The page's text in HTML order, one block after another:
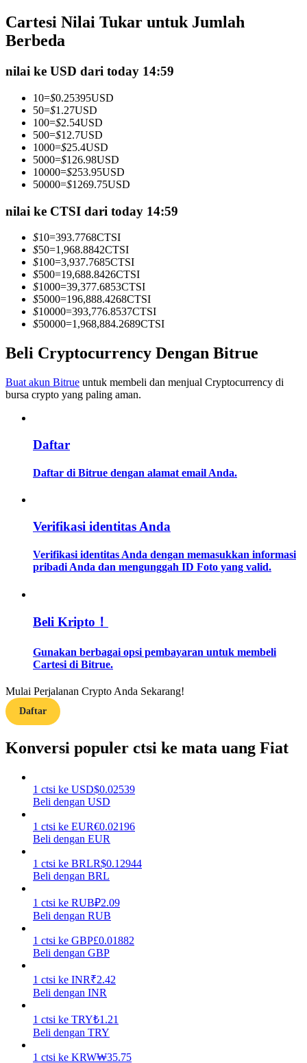
Menjadi Pedagang Salinan
Nikmati pembagian keuntungan dan komisi copy trading
Informasi
Memandu
Pelajari cara untuk tetap menghasilkan keuntungan
Menghasilkan
Babi Kekuatan
Dapatkan imbalan kompetitif setiap hari
Cartesi Nilai Tukar untuk Jumlah
Berbeda
nilai ke USD dari today 14:59
10=$0.25395USD
50=$1.27USD
100=$2.54USD
500=$12.7USD
1000=$25.4USD
5000=$126.98USD
10000=$253.95USD
50000=$1269.75USD
nilai ke CTSI dari today 14:59
$10=393.7768CTSI
$50=1,968.8842CTSI
$100=3,937.7685CTSI
$500=19,688.8426CTSI
$1000=39,377.6853CTSI
$5000=196,888.4268CTSI
$10000=393,776.8537CTSI
$50000=1,968,884.2689CTSI
Beli Cryptocurrency Dengan Bitrue
Buat akun Bitrue untuk membeli dan menjual Cryptocurrency di
bursa crypto yang paling aman.
Daftar
Daftar di Bitrue dengan alamat email Anda.
Verifikasi identitas Anda
Verifikasi identitas Anda dengan memasukkan informasi
pribadi Anda dan mengunggah ID Foto yang valid.
Beli Kripto！
Gunakan berbagai opsi pembayaran untuk membeli
Cartesi di Bitrue.
Mulai Perjalanan Crypto Anda Sekarang!
Daftar
Konversi populer ctsi ke mata uang Fiat
1 ctsi ke USD$0.02539
Beli dengan USD
1 ctsi ke EUR€0.02196
Beli dengan EUR
1 ctsi ke BRLR$0.12944
Beli dengan BRL
1 ctsi ke RUB₽2.09
Beli dengan RUB
1 ctsi ke GBP£0.01882
Beli dengan GBP
1 ctsi ke INR₹2.42
Beli dengan INR
1 ctsi ke TRY₺1.21
Beli dengan TRY
1 ctsi ke KRW₩35.75